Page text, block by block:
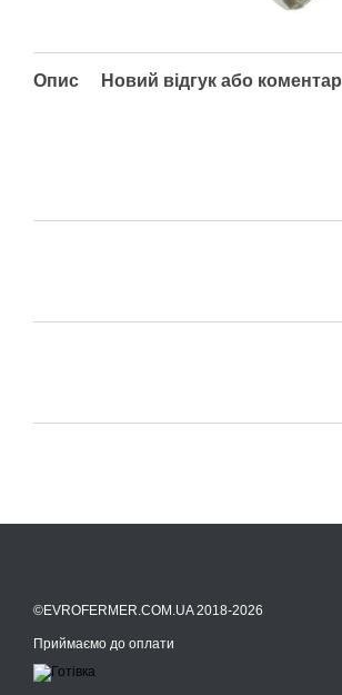
Опис Новий відгук або коментар
©EVROFERMER.COM.UA 2018-2026
Приймаємо до оплати